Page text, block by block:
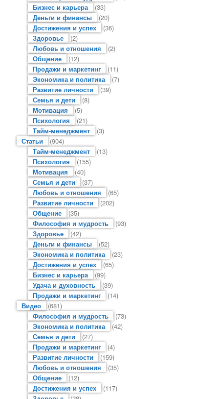
Бизнес и карьера
(33)
Деньги и финансы
(20)
Достижения и успех
(36)
Здоровье
(2)
Любовь и отношения
(2)
Общение
(12)
Продажи и маркетинг
(11)
Экономика и политика
(7)
Развитие личности
(39)
Семья и дети
(8)
Мотивация
(5)
Психология
(21)
Тайм-менеджмент
(3)
Статьи
(904)
Тайм-менеджмент
(13)
Психология
(155)
Мотивация
(40)
Семья и дети
(37)
Любовь и отношения
(65)
Развитие личности
(202)
Общение
(35)
Философия и мудрость
(93)
Здоровье
(42)
Деньги и финансы
(52)
Экономика и политика
(23)
Достижения и успех
(65)
Бизнес и карьера
(99)
Удача и духовность
(39)
Продажи и маркетинг
(14)
Видео
(681)
Философия и мудрость
(73)
Экономика и политика
(42)
Семья и дети
(27)
Продажи и маркетинг
(4)
Развитие личности
(159)
Любовь и отношения
(35)
Общение
(12)
Достижения и успех
(117)